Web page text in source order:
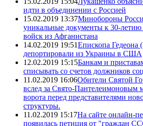
идти в объединении с Россией
15.02.2019 13:37Минобороны
уникальные документы к 30-летию
войск из Афганистана
14.02.2019 19:51Епископа Гедеона
депортировали из Украины в США
12.02.2019 15:15Банкам и
списывать со счетов должников
11.02.2019 16:06Обители Святой
вслед за Свято-Пантелеимоновым
ворота перед представителями
структуры.
11.02.2019 15:17На сайте онлайн-
появилась петиция от "граждан